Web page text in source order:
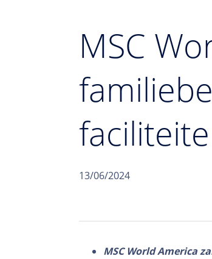
MSC
13/06/2024
MSC World America